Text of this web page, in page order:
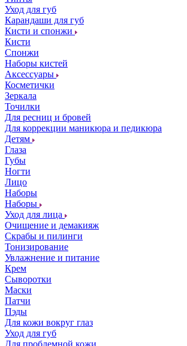
Уход для губ
Карандаши для губ
Кисти и спонжи
Кисти
Спонжи
Наборы кистей
Аксессуары
Косметички
Зеркала
Точилки
Для ресниц и бровей
Для коррекции маникюра и педикюра
Детям
Глаза
Губы
Ногти
Лицо
Наборы
Наборы
Уход для лица
Очищение и демакияж
Скрабы и пилинги
Тонизирование
Увлажнение и питание
Крем
Сыворотки
Маски
Патчи
Пэды
Для кожи вокруг глаз
Уход для губ